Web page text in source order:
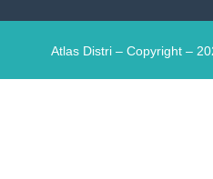
Atlas Distri – Copyright –